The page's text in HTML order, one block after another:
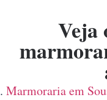
Veja
Marmoraria em